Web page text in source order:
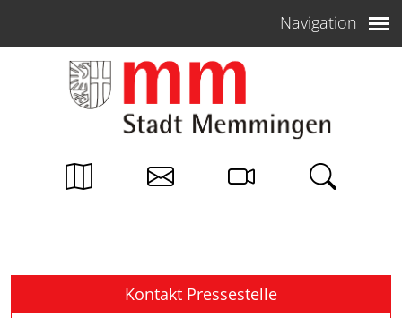
Navigation
Kontakt Pressestelle